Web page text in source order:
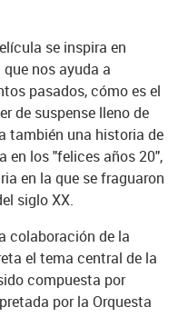
se inspira en
nos ayuda a
pasados, cómo es el
de suspense lleno de
también una historia de
en los "felices años 20",
en la que se fraguaron
siglo XX.
colaboración de la
el tema central de la
compuesta por
por la Orquesta